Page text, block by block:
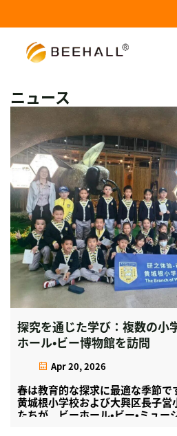
ニュース
探究を通じた学び：複数の小
ホール・ビー博物館を訪問
Apr 20, 2026
春は教育的な探求に最適な季節で
黄城根小学校および大興区長子営
たちが、ビーホール・ビー・ミュ